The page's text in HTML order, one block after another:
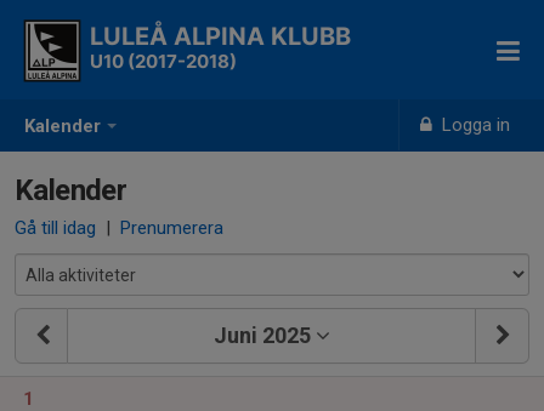
Kalender Logga in
LULEÅ ALPINA KLUBB
U10 (2017-2018)
Kalender
Gå till idag | Prenumerera
Juni 2025
1